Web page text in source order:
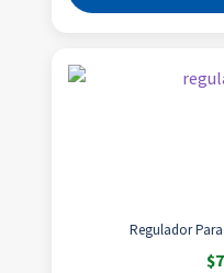
Regulador Para
$